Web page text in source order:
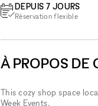
DEPUIS 7 JOURS
Réservation flexible
À PROPOS DE
This cozy shop space
Week Events.